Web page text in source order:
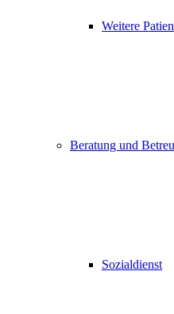
Weitere
Beratung und
Sozialdienst